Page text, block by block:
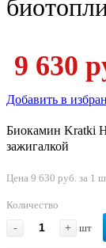
9 630
Добавить в
Биокамин Kratki
зажигалкой
Цена 9 630 руб. за 1
Количество
-
+ шт